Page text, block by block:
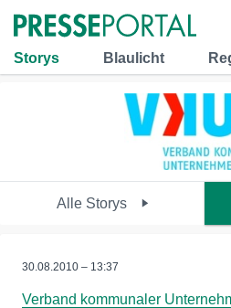
Storys Blaulicht
Alle Storys
30.08.2010 – 13:37
Verband kommunaler